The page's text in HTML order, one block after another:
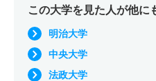
この大学を見た人が他に
明治大学
中央大学
法政大学